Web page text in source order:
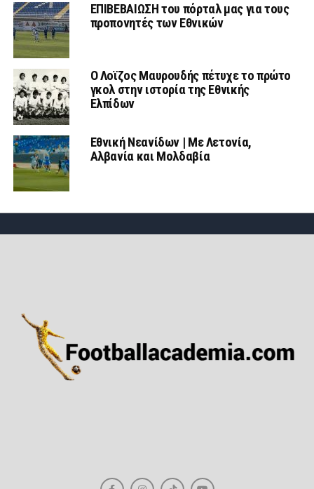
ΕΠΙΒΕΒΑΙΩΣΗ του πόρταλ μας για τους
προπονητές των Εθνικών
Ο Λοϊζος Μαυρουδής πέτυχε το πρώτο
γκολ στην ιστορία της Εθνικής
Ελπίδων
Εθνική Νεανίδων | Mε Λετονία,
Αλβανία και Μολδαβία